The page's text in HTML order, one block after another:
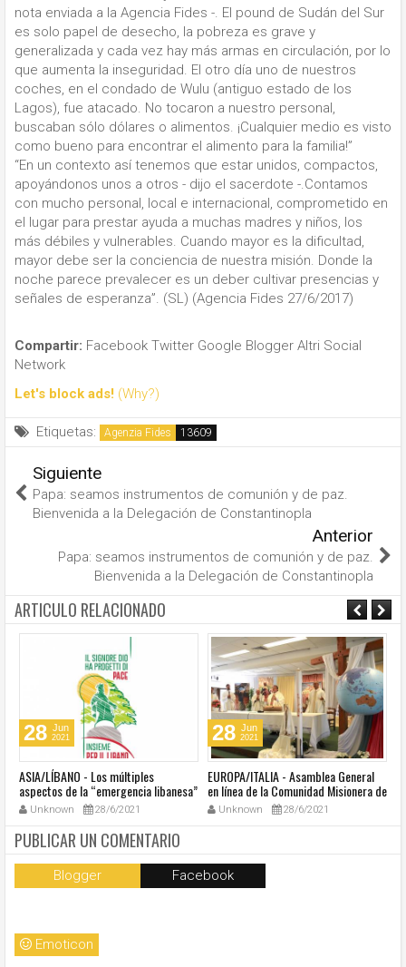
nota enviada a la Agencia Fides -. El pound de Sudán del Sur
es solo papel de desecho, la pobreza es grave y
generalizada y cada vez hay más armas en circulación, por lo
que aumenta la inseguridad. El otro día uno de nuestros
coches, en el condado de Wulu (antiguo estado de los
Lagos), fue atacado. No tocaron a nuestro personal,
buscaban sólo dólares o alimentos. ¡Cualquier medio es visto
como bueno para encontrar el alimento para la familia!”
“En un contexto así tenemos que estar unidos, compactos,
apoyándonos unos a otros - dijo el sacerdote -.Contamos
con mucho personal, local e internacional, comprometido en
el lugar para prestar ayuda a muchas madres y niños, los
más débiles y vulnerables. Cuando mayor es la dificultad,
mayor debe ser la conciencia de nuestra misión. Donde la
noche parece prevalecer es un deber cultivar presencias y
señales de esperanza”. (SL) (Agencia Fides 27/6/2017)
Compartir: Facebook Twitter Google Blogger Altri Social
Network
Let's block ads! (Why?)
Etiquetas: Agenzia Fides
Siguiente
Papa: seamos instrumentos de comunión y de paz.
Bienvenida a la Delegación de Constantinopla
Anterior
Papa: seamos instrumentos de comunión y de paz.
Bienvenida a la Delegación de Constantinopla
ARTICULO RELACIONADO
28 Jun
2021
ASIA/LÍBANO - Los múltiples
aspectos de la “emergencia libanesa”
al centro de la cumbre eclesial
convocada por el Papa Francisco
Unknown 28/6/2021
28 Jun
2021
EUROPA/ITALIA - Asamblea General
en línea de la Comunidad Misionera de
Villaregia
Unknown 28/6/2021
PUBLICAR UN COMENTARIO
Blogger Facebook
Emoticon